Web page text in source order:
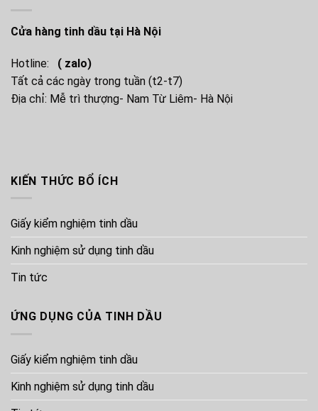
Cửa hàng tinh dầu tại Hà Nội
Hotline:
( zalo)
Tất cả các ngày trong tuần (t2-t7)
Địa chỉ: Mễ trì thượng- Nam Từ Liêm- Hà Nội
KIẾN THỨC BỔ ÍCH
Giấy kiểm nghiệm tinh dầu
Kinh nghiệm sử dụng tinh dầu
Tin tức
ỨNG DỤNG CỦA TINH DẦU
Giấy kiểm nghiệm tinh dầu
Kinh nghiệm sử dụng tinh dầu